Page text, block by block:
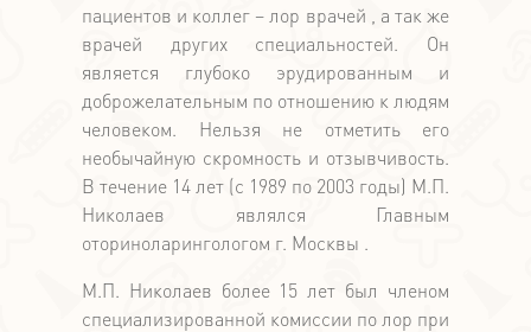
пациентов и коллег – лор врачей , а так же
врачей других специальностей. Он
является глубоко эрудированным и
доброжелательным по отношению к людям
человеком. Нельзя не отметить его
необычайную скромность и отзывчивость.
В течение 14 лет (с 1989 по 2003 годы) М.П.
Николаев являлся Главным
оториноларингологом г. Москвы .
М.П. Николаев более 15 лет был членом
специализированной комиссии по лор при